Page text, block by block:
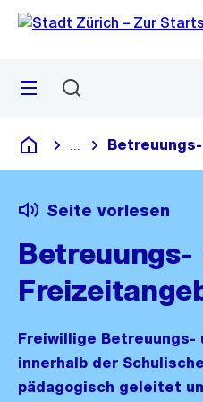
Navigation
Sprunglink
Menü
Deutsch
Blende alle
Seite vorlesen
Betreuungs-
Freiwillige Betreuungs-
innerhalb der
pädagogisch geleitet